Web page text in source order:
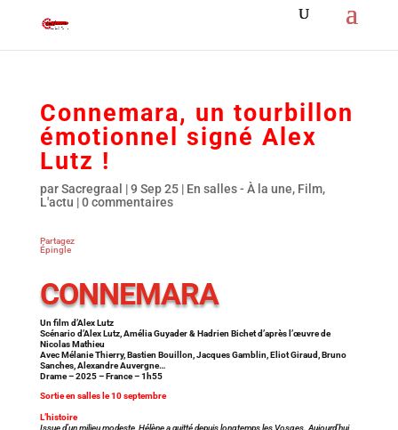
Connemara, un tourbillon
émotionnel signé Alex
Lutz !
parSacregraal |9 Sep 25| En salles - À la une, Film,
L'actu |0 commentaires
Partagez
Épingle
CONNEMARA
Un film d’Alex Lutz
Scénario d’Alex Lutz, Amélia Guyader & Hadrien Bichet d’après l’œuvre de
Nicolas Mathieu
Avec Mélanie Thierry, Bastien Bouillon, Jacques Gamblin, Eliot Giraud, Bruno
Sanches, Alexandre Auvergne…
Drame – 2025 – France – 1h55
Sortie en salles le 10 septembre
L’histoire
Issue d’un milieu modeste, Hélène a quitté depuis longtemps les Vosges. Aujourd’hui,